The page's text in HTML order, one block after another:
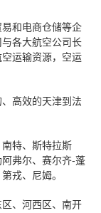
和电商仓储等企
各大航空公司长
运输资源，空运
高效的天津到法
特、斯特拉斯
弗尔、赛尔齐-蓬
戎、尼姆。
、河西区、南开